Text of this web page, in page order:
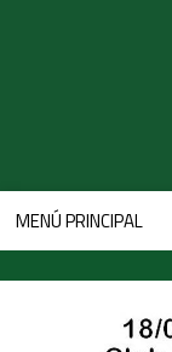
MENÚ PRINCIPAL